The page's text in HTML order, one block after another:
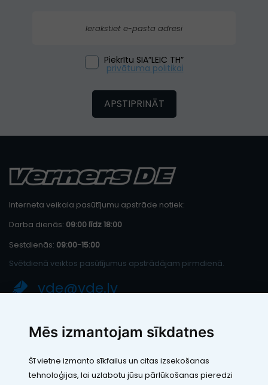
Mēs izmantojam sīkdatnes
Šī vietne izmanto sīkfailus un citas izsekošanas
tehnoloģijas, lai uzlabotu jūsu pārlūkošanas pieredzi
Piekrītu SIA”LEIC TH”
privātuma politikai
APSTIPRINĀT
Interneta veikala pasūtījumu apstrāde notiek:
Darba dienās: 09:00 līdz 18:00
Sestdienās: 09:00-15:00
Svētdienā veiktos pasūtījumus apstrādājam pirmdienā.
vde@vde.lv
SIA "LEIC TH"
Reģ. Nr.: 40103394280
Juridiskā adrese: Rāmuļu iela 33, Rīga, LV-1005
Banka: Paysera LT, UAB